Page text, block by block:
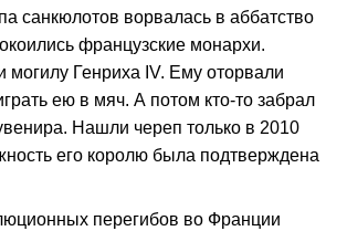
санкюлотов ворвалась в аббатство
французские монархи.
могилу Генриха IV. Ему оторвали
ею в мяч. А потом кто-то забрал
Нашли череп только в 2010
его королю была подтверждена
перегибов во Франции